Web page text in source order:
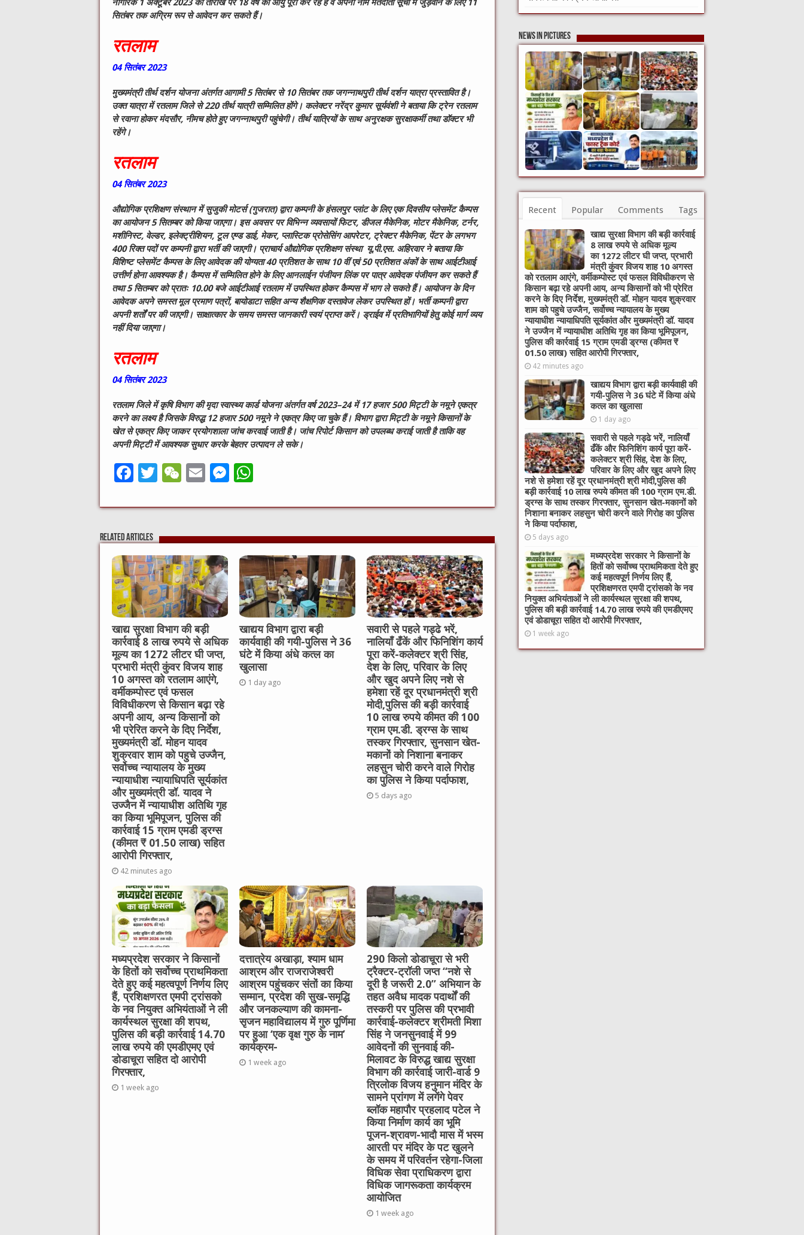
नागरिक 1 अक्टूबर 2023 की तारीख पर 18 वर्ष की आयु पूरी कर रहे हैं वे अपना नाम मतदाता सूची में जुड़वाने के लिए 11
सितंबर तक अग्रिम रूप से आवेदन कर सकते हैं।
रतलाम
04सितंबर2023
मुख्यमंत्री तीर्थ दर्शन योजना अंतर्गत आगामी5 सितंबर से 10 सितंबर तक जगन्नाथपुरी तीर्थ दर्शन यात्रा प्रस्तावित है।
उक्त यात्रा में रतलाम जिले से220 तीर्थ यात्री सम्मिलित होंगे। कलेक्टर नरेंद्र कुमार सूर्यवंशी ने बताया कि ट्रेन रतलाम
से रवाना होकर मंदसौर, नीमच होते हुए जगन्नाथपुरी पहुंचेगी। तीर्थ यात्रियों के साथ अनुरक्षक सुरक्षाकर्मी तथा डॉक्टर भी
रहेंगे।
रतलाम
04सितंबर2023
औद्योगिक प्रशिक्षण संस्थान में सुजुकी मोटर्स (गुजरात) द्वारा कम्पनी के हंसलपुर प्लांट के लिए एक दिवसीय प्लेसमेंट कैम्पस
का आयोजन 5 सितम्बर को किया जाएगा। इस अवसर पर विभिन्न व्यवसायों फिटर, डीजल मैकेनिक, मोटर मैकेनिक, टर्नर,
मशीनिस्ट, वेल्डर, इलेक्ट्रीशियन, टूल एण्ड डाई, मेकर, प्लास्टिक प्रोसेसिंग आपरेटर, ट्रेक्टर मैकेनिक, पेंटर के लगभग
400 रिक्त पदों पर कम्पनी द्वारा भर्ती की जाएगी। प्राचार्य औद्योगिक प्रशिक्षण संस्था यू.पी.एस. अहिरवार ने बताया कि
विशिष्ट प्लेसमेंट कैम्पस के लिए आवेदक की योग्यता 40 प्रतिशत के साथ 10 वीं एवं 50 प्रतिशत अंकों के साथ आईटीआई
उत्तीर्ण होना आवश्यक है। कैम्पस में सम्मिलित होने के लिए आनलाईन पंजीयन लिंक पर पात्र आवेदक पंजीयन कर सकते हैं
तथा 5 सितम्बर को प्रातः 10.00 बजे आईटीआई रतलाम में उपस्थित होकर कैम्पस में भाग ले सकते हैं। आयोजन के दिन
आवेदक अपने समस्त मूल प्रमाण पत्रों, बायोडाटा सहित अन्य शैक्षणिक दस्तावेज लेकर उपस्थित हों। भर्ती कम्पनी द्वारा
अपनी शर्तों पर की जाएगी। साक्षात्कार के समय समस्त जानकारी स्वयं प्राप्त करें। ड्राईव में प्रतिभागियों हेतु कोई मार्ग व्यय
नहीं दिया जाएगा।
रतलाम
04सितंबर2023
रतलाम जिले में कृषि विभाग की मृदा स्वास्थ्य कार्ड योजना अंतर्गत वर्ष2023–24में 17हजार500मिट्टी के नमूने एकत्र
करने का लक्ष्य है जिसके विरुद्ध12हजार500 नमूने ने एकत्र किए जा चुके हैं। विभाग द्वारा मिट्टी के नमूने किसानों के
खेत से एकत्र किए जाकर प्रयोगशाला जांच करवाई जाती है। जांच रिपोर्ट किसान को उपलब्ध कराई जाती है ताकि वह
अपनी मिट्टी में आवश्यक सुधार करके बेहतर उत्पादन ले सके।
F
c
e
b
o
o
k
T
it
te
r
W
C
h
at
E
ai
l
M
ss
e
n
g
er
at
s
A
p
p
Related Articles
खाद्य सुरक्षा विभाग की बड़ी
कार्रवाई 8 लाख रुपये से अधिक
मूल्य का 1272 लीटर घी जप्त,
प्रभारी मंत्री कुंवर विजय शाह
10 अगस्त को रतलाम आएंगे,
वर्मीकम्पोस्ट एवं फसल
विविधीकरण से किसान बढ़ा रहे
अपनी आय, अन्य किसानों को
भी प्रेरित करने के दिए निर्देश,
मुख्यमंत्री डॉ. मोहन यादव
शुक्रवार शाम को पहुचे उज्जैन,
सर्वोच्च न्यायालय के मुख्‍य
न्‍यायाधीश न्यायाधिपति सूर्यकांत
और मुख्यमंत्री डॉ. यादव ने
उज्जैन में न्यायाधीश अतिथि गृह
का किया भूमिपूजन, पुलिस की
कार्रवाई 15 ग्राम एमडी ड्रग्स
(कीमत ₹ 01.50 लाख) सहित
आरोपी गिरफ्तार,
42 minutes ago
खाद्यय विभाग द्वारा बड़ी
कार्यवाही की गयी-पुलिस ने 36
घंटे में किया अंधे कत्ल का
खुलासा
1 day ago
सवारी से पहले गड्ढे भरें,
नालियाँ ढँकें और फिनिशिंग कार्य
पूरा करें-कलेक्टर श्री सिंह,
देश के लिए, परिवार के लिए
और खुद अपने लिए नशे से
हमेशा रहें दूर प्रधानमंत्री श्री
मोदी,पुलिस की बड़ी कार्रवाई
10 लाख रुपये कीमत की 100
ग्राम एम.डी. ड्रग्स के साथ
तस्कर गिरफ्तार, सुनसान खेत-
मकानों को निशाना बनाकर
लहसुन चोरी करने वाले गिरोह
का पुलिस ने किया पर्दाफाश,
5 days ago
मध्यप्रदेश सरकार ने किसानों
के हितों को सर्वोच्च प्राथमिकता
देते हुए कई महत्वपूर्ण निर्णय लिए
हैं, प्रशिक्षणरत एमपी ट्रांसको
के नव नियुक्त अभियंताओं ने ली
कार्यस्थल सुरक्षा की शपथ,
पुलिस की बड़ी कार्रवाई 14.70
लाख रुपये की एमडीएमए एवं
डोडाचूरा सहित दो आरोपी
गिरफ्तार,
1 week ago
दत्तात्रेय अखाड़ा, श्याम धाम
आश्रम और राजराजेश्वरी
आश्रम पहुंचकर संतों का किया
सम्मान, प्रदेश की सुख-समृद्धि
और जनकल्याण की कामना-
सृजन महाविद्यालय में गुरु पूर्णिमा
पर हुआ ‘एक वृक्ष गुरु के नाम’
कार्यक्रम-
1 week ago
290 किलो डोडाचूरा से भरी
ट्रैक्टर-ट्रॉली जप्त “नशे से
दूरी है जरूरी 2.0” अभियान के
तहत अवैध मादक पदार्थों की
तस्करी पर पुलिस की प्रभावी
कार्रवाई-कलेक्टर श्रीमती मिशा
सिंह ने जनसुनवाई में 99
आवेदनों की सुनवाई की-
मिलावट के विरुद्ध खाद्य सुरक्षा
विभाग की कार्रवाई जारी-वार्ड 9
त्रिलोक विजय हनुमान मंदिर के
सामने प्रांगण में लगेंगे पेवर
ब्लॉक महापौर प्रहलाद पटेल ने
किया निर्माण कार्य का भूमि
पूजन-श्रावण-भादौ मास में भस्म
आरती पर मंदिर के पट खुलने
के समय में परिवर्तन रहेगा-जिला
विधिक सेवा प्राधिकरण द्वारा
विधिक जागरूकता कार्यक्रम
आयोजित
1 week ago
News in Pictures
Recent Popular Comments Tags
खाद्य सुरक्षा विभाग की बड़ी कार्रवाई
8 लाख रुपये से अधिक मूल्य
का 1272 लीटर घी जप्त, प्रभारी
मंत्री कुंवर विजय शाह 10 अगस्त
को रतलाम आएंगे, वर्मीकम्पोस्ट एवं फसल विविधीकरण से
किसान बढ़ा रहे अपनी आय, अन्य किसानों को भी प्रेरित
करने के दिए निर्देश, मुख्यमंत्री डॉ. मोहन यादव शुक्रवार
शाम को पहुचे उज्जैन, सर्वोच्च न्यायालय के मुख्‍य
न्‍यायाधीश न्यायाधिपति सूर्यकांत और मुख्यमंत्री डॉ. यादव
ने उज्जैन में न्यायाधीश अतिथि गृह का किया भूमिपूजन,
पुलिस की कार्रवाई 15 ग्राम एमडी ड्रग्स (कीमत ₹
01.50 लाख) सहित आरोपी गिरफ्तार,
42 minutes ago
खाद्यय विभाग द्वारा बड़ी कार्यवाही की
गयी-पुलिस ने 36 घंटे में किया अंधे
कत्ल का खुलासा
1 day ago
सवारी से पहले गड्ढे भरें, नालियाँ
ढँकें और फिनिशिंग कार्य पूरा करें-
कलेक्टर श्री सिंह, देश के लिए,
परिवार के लिए और खुद अपने लिए
नशे से हमेशा रहें दूर प्रधानमंत्री श्री मोदी,पुलिस की
बड़ी कार्रवाई 10 लाख रुपये कीमत की 100 ग्राम एम.डी.
ड्रग्स के साथ तस्कर गिरफ्तार, सुनसान खेत-मकानों को
निशाना बनाकर लहसुन चोरी करने वाले गिरोह का पुलिस
ने किया पर्दाफाश,
5 days ago
मध्यप्रदेश सरकार ने किसानों के
हितों को सर्वोच्च प्राथमिकता देते हुए
कई महत्वपूर्ण निर्णय लिए हैं,
प्रशिक्षणरत एमपी ट्रांसको के नव
नियुक्त अभियंताओं ने ली कार्यस्थल सुरक्षा की शपथ,
पुलिस की बड़ी कार्रवाई 14.70 लाख रुपये की एमडीएमए
एवं डोडाचूरा सहित दो आरोपी गिरफ्तार,
1 week ago